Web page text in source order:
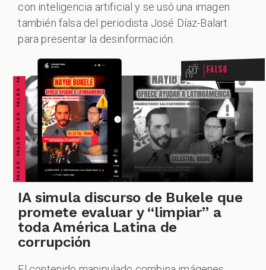
con inteligencia artificial y se usó una imagen
también falsa del periodista José Díaz-Balart
para presentar la desinformación.
FALSO FALSO FALSO FALSO FALSO FALSO FALSO Falso
IA simula discurso de Bukele que
promete evaluar y “limpiar” a
toda América Latina de
corrupción